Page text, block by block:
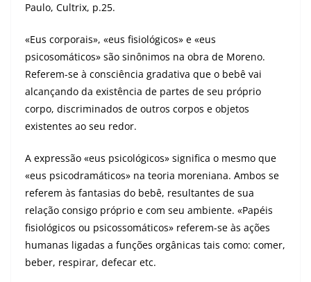
Paulo, Cultrix, p.25.
«Eus corporais», «eus fisiológicos» e «eus
psicosomáticos» são sinônimos na obra de Moreno.
Referem-se à consciência gradativa que o bebê vai
alcançando da existência de partes de seu próprio
corpo, discriminados de outros corpos e objetos
existentes ao seu redor.
A expressão «eus psicológicos» significa o mesmo que
«eus psicodramáticos» na teoria moreniana. Ambos se
referem às fantasias do bebê, resultantes de sua
relação consigo próprio e com seu ambiente. «Papéis
fisiológicos ou psicossomáticos» referem-se às ações
humanas ligadas a funções orgânicas tais como: comer,
beber, respirar, defecar etc.